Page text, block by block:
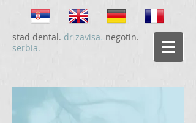
stad dental. dr zavisa. negotin.
serbia.